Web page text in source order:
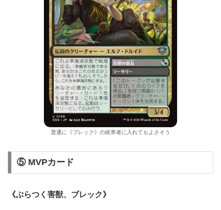
普通に《ブレック》の統率者に入れてもよさそう
⑤ MVPカード
《ぶらつく害獣、ブレック》